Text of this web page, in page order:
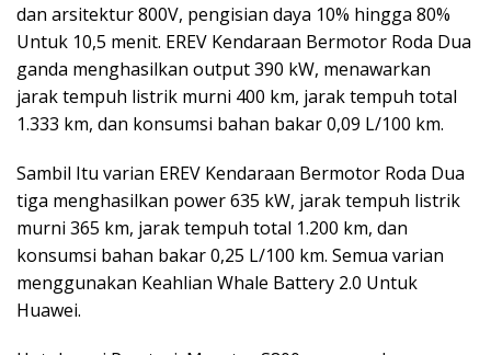
dan arsitektur 800V, pengisian daya 10% hingga 80%
Untuk 10,5 menit. EREV Kendaraan Bermotor Roda Dua
ganda menghasilkan output 390 kW, menawarkan
jarak tempuh listrik murni 400 km, jarak tempuh total
1.333 km, dan konsumsi bahan bakar 0,09 L/100 km.
Sambil Itu varian EREV Kendaraan Bermotor Roda Dua
tiga menghasilkan power 635 kW, jarak tempuh listrik
murni 365 km, jarak tempuh total 1.200 km, dan
konsumsi bahan bakar 0,25 L/100 km. Semua varian
menggunakan Keahlian Whale Battery 2.0 Untuk
Huawei.